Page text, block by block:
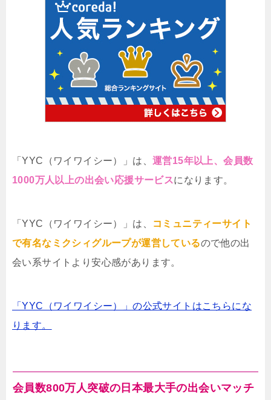
「YYC（ワイワイシー）」は、 運営15年以上、会員数
1000万人以上の出会い応援サービスになります。
「YYC（ワイワイシー）」は、
コミュニティーサイト
で有名なミクシィグループが運営しているので他の出
会い系サイトより安心感があります。
「YYC（ワイワイシー）」の公式サイトはこちらにな
ります。
会員数800万人突破の日本最大手の出会いマッチ